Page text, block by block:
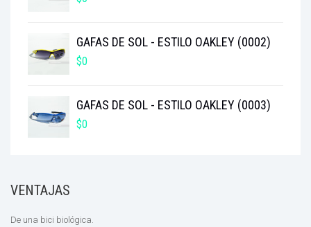
GAFAS DE SOL - ESTILO OAKLEY (0002)
$0
GAFAS DE SOL - ESTILO OAKLEY (0003)
$0
VENTAJAS
De una bici biológica.